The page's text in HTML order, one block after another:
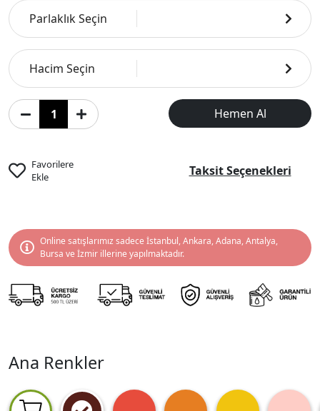
Parlaklık Seçin
Hacim Seçin
Hemen Al
Favorilere
Ekle
Taksit Seçenekleri
Online satışlarımız sadece İstanbul, Ankara, Adana, Antalya,
Bursa ve İzmir illerine yapılmaktadır.
Ana Renkler